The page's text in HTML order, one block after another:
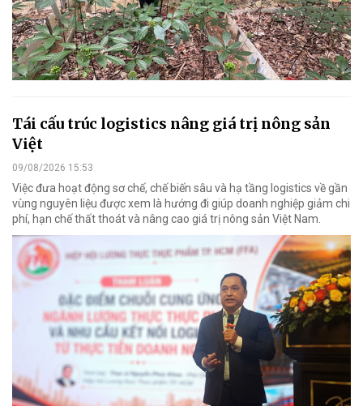
Tái cấu trúc logistics nâng giá trị nông sản
Việt
09/08/2026 15:53
Việc đưa hoạt động sơ chế, chế biến sâu và hạ tầng logistics về gần
vùng nguyên liệu được xem là hướng đi giúp doanh nghiệp giảm chi
phí, hạn chế thất thoát và nâng cao giá trị nông sản Việt Nam.